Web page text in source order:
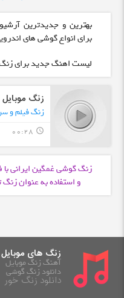
بهترین و جدیدترین
برای انواع گوشی های
لیست اهنگ جدید برای
زنگ
زنگ فیلم و
query_builder
00:28
زنگ گوشی غمگین ایرانی
و استفاده به عنوان
زنگ های موبایل
آهنگ زنگ موبایل
دانلود زنگ گوشی
دانلود زنگ خور